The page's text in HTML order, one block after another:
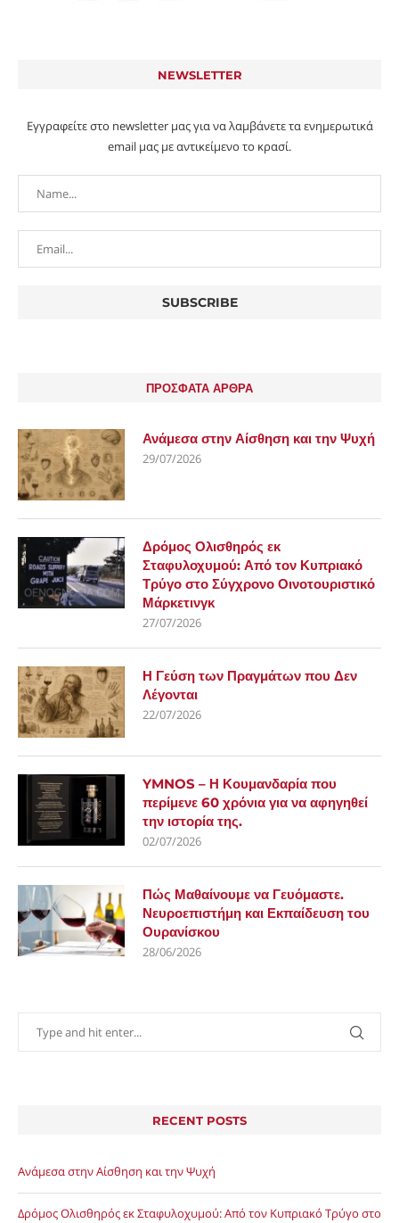
NEWSLETTER
Εγγραφείτε στο newsletter μας για να λαμβάνετε τα ενημερωτικά
email μας με αντικείμενο το κρασί.
ΠΡΟΣΦΑΤΑ ΑΡΘΡΑ
Ανάμεσα στην Αίσθηση και την Ψυχή
29/07/2026
Δρόμος Ολισθηρός εκ
Σταφυλοχυμού: Από τον Κυπριακό
Τρύγο στο Σύγχρονο Οινοτουριστικό
Μάρκετινγκ
27/07/2026
Η Γεύση των Πραγμάτων που Δεν
Λέγονται
22/07/2026
YMNOS – Η Κουμανδαρία που
περίμενε 60 χρόνια για να αφηγηθεί
την ιστορία της.
02/07/2026
Πώς Μαθαίνουμε να Γευόμαστε.
Νευροεπιστήμη και Εκπαίδευση του
Ουρανίσκου
28/06/2026
RECENT POSTS
Ανάμεσα στην Αίσθηση και την Ψυχή
Δρόμος Ολισθηρός εκ Σταφυλοχυμού: Από τον Κυπριακό Τρύγο στο